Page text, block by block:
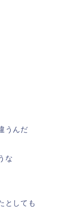
うんだ
な
としても